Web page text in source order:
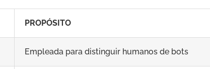
PROPÓSITO
Empleada para distinguir humanos de bots